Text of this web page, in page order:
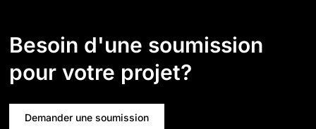
Besoin d'une soumission
pour votre projet?
Demander une soumission